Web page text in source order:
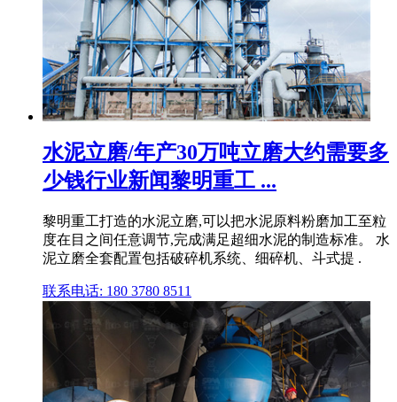
水泥立磨/年产30万吨立磨大约需要多
少钱行业新闻黎明重工 ...
黎明重工打造的水泥立磨,可以把水泥原料粉磨加工至粒
度在目之间任意调节,完成满足超细水泥的制造标准。 水
泥立磨全套配置包括破碎机系统、细碎机、斗式提 .
联系电话: 180 3780 8511